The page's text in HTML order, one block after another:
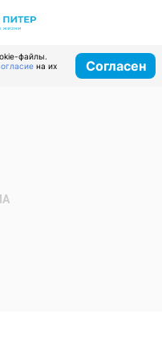
файлы.
на их
Согласен